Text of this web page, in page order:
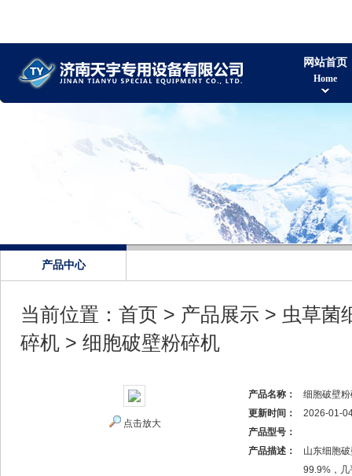
网站首页
Home
产品中心
当前位置： 首页 > 产品展示 > 虫草菌
碎机 > 细胞破壁粉碎机
点击放大
产品名称：
细胞破壁
更新时间：
2026-01-
产品型号：
产品描述：
山东细胞
99.9%，几